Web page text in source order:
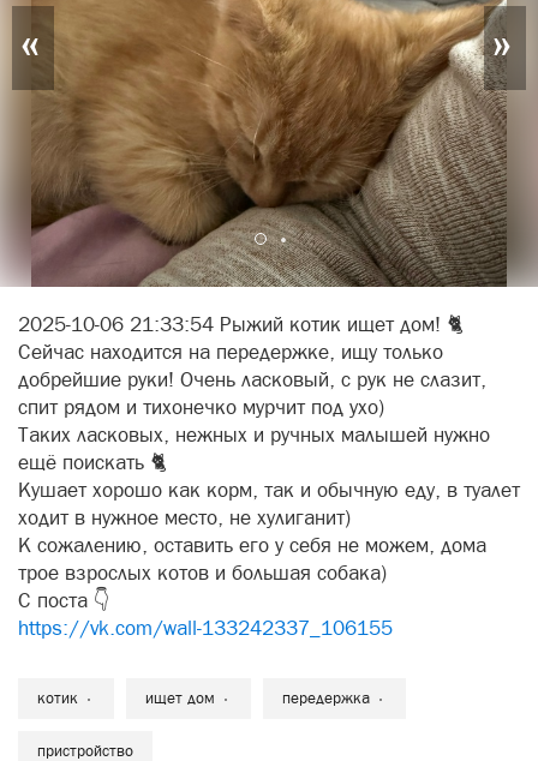
« »
2025-10-06 21:33:54 Рыжий котик ищет дом! 🐈
Сейчас находится на передержке, ищу только
добрейшие руки! Очень ласковый, с рук не слазит,
спит рядом и тихонечко мурчит под ухо)
Таких ласковых, нежных и ручных малышей нужно
ещё поискать 🐈
Кушает хорошо как корм, так и обычную еду, в туалет
ходит в нужное место, не хулиганит)
К сожалению, оставить его у себя не можем, дома
трое взрослых котов и большая собака)
С поста 👇
https://vk.com/wall-133242337_106155
котик ищет дом передержка
пристройство